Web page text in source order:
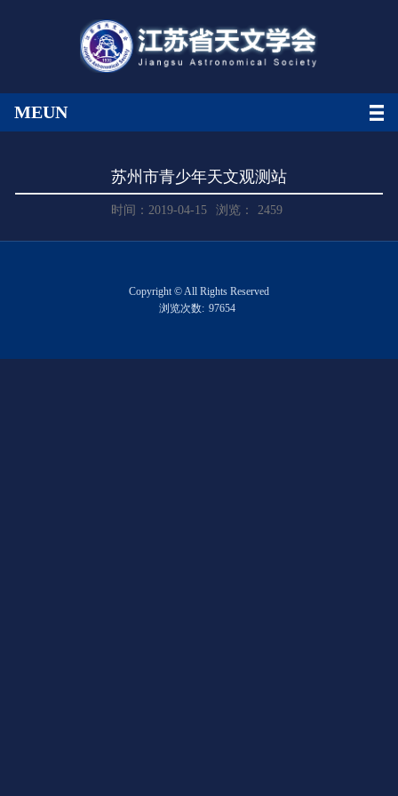
MEUN
苏州市青少年天文观测站
时间：2019-04-15 浏览： 2459
Copyright © All Rights Reserved
浏览次数: 97654